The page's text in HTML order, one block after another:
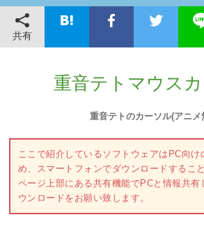
共有
重音テトマウス
重音テトのカーソル(アニメ
ここで紹介しているソフトウェアはPC向け
め、スマートフォンでダウンロードするこ
ページ上部にある共有機能でPCと情報共有
ウンロードをお願い致します。